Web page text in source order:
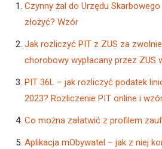
Czynny żal do Urzędu
złożyć? Wzór
Jak rozliczyć PIT z ZUS za
chorobowy wypłacany przez ZUS
PIT 36L – jak rozliczyć podatek
2023? Rozliczenie PIT online i
Co można załatwić z profilem
Aplikacja mObywatel – jak z niej